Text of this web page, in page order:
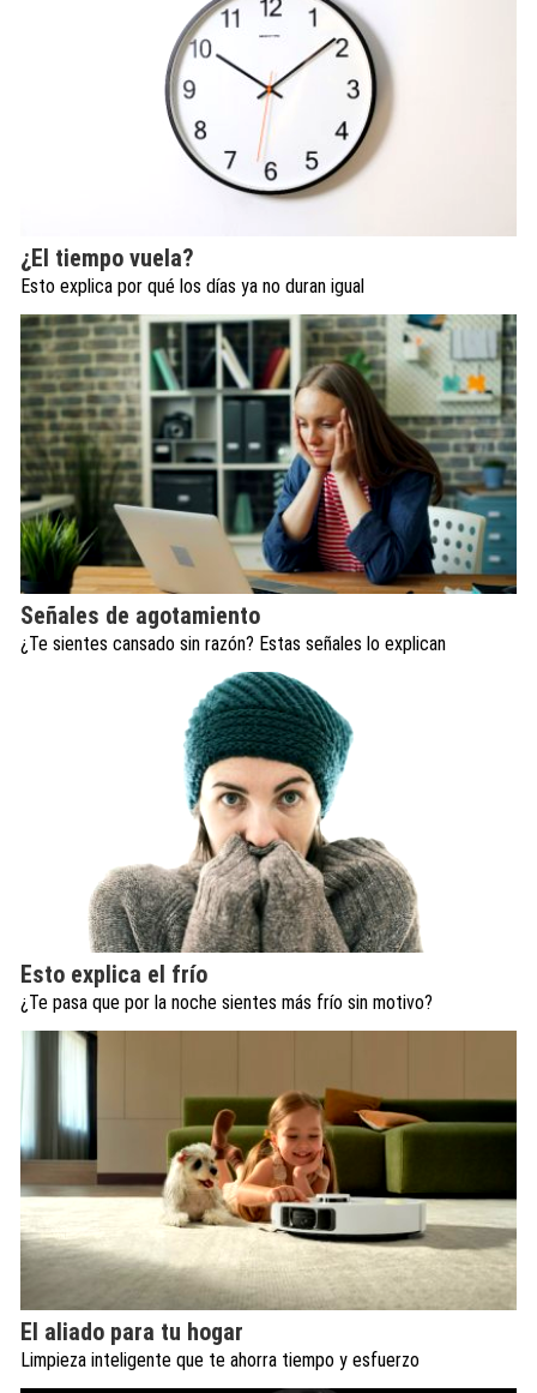
¿El tiempo vuela?
Esto explica por qué los días ya no duran igual
Señales de agotamiento
¿Te sientes cansado sin razón? Estas señales lo explican
Esto explica el frío
¿Te pasa que por la noche sientes más frío sin motivo?
El aliado para tu hogar
Limpieza inteligente que te ahorra tiempo y esfuerzo